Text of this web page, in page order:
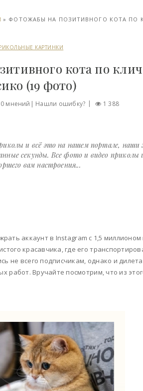
» ФОТОЖАБЫ НА ПОЗИТИВНОГО КОТА ПО
КАРТИНКИ
кота по
(19 фото)
0 мнений | Нашли ошибку? 1 388
и всё это на нашем портале,
секунды. Все фото и видео
вам настроения...
аккаунт в Instagram с 1,5
красавчика, где его
не всего подписчикам, однако и
работ. Вручайте посмотрим, что из